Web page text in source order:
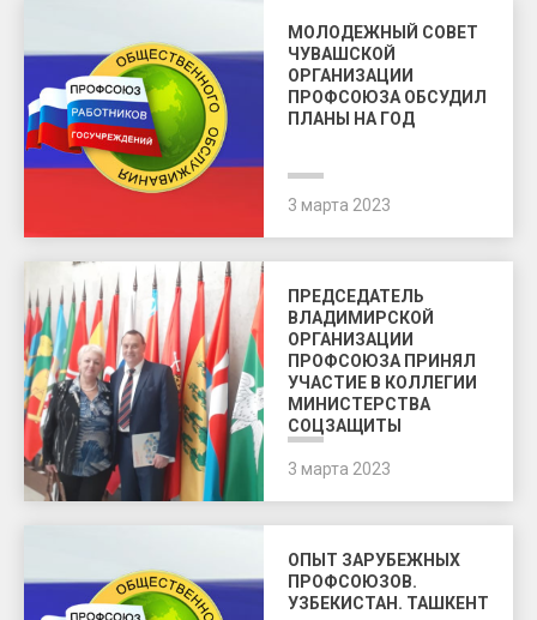
МОЛОДЕЖНЫЙ СОВЕТ
ЧУВАШСКОЙ
ОРГАНИЗАЦИИ
ПРОФСОЮЗА ОБСУДИЛ
ПЛАНЫ НА ГОД
3 марта 2023
ПРЕДСЕДАТЕЛЬ
ВЛАДИМИРСКОЙ
ОРГАНИЗАЦИИ
ПРОФСОЮЗА ПРИНЯЛ
УЧАСТИЕ В КОЛЛЕГИИ
МИНИСТЕРСТВА
СОЦЗАЩИТЫ
3 марта 2023
ОПЫТ ЗАРУБЕЖНЫХ
ПРОФСОЮЗОВ.
УЗБЕКИСТАН. ТАШКЕНТ